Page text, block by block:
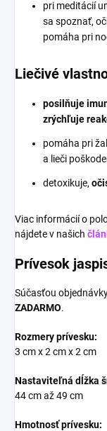
pri meditácií
sa spoznať,
pomáha pri
Liečivé
posilňuje
zrýchľuje
pomáha pri
a lieči
detoxikuje,
Viac informácií o
nájdete v našich
Prívesok
Súčasťou
ZADARMO.
Rozmery prívesku:
3 cm x 2 cm x 2 cm
Nastaviteľná dĺžka
44 cm až 49 cm
Hmotnosť prívesku: